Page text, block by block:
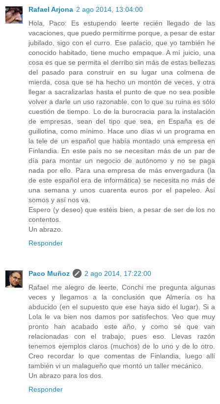
Rafael Arjona 2 ago 2014, 13:04:00
Hola, Paco: Es estupendo leerte recién llegado de las
vacaciones, que puedo permitirme porque, a pesar de estar
jubilado, sigo con el curro. Ese palacio, que yo también he
conocido habitado, tiene mucho empaque. A mí juicio, una
cosa es que se permita el derribo sin más de estas bellezas
del pasado para construir en su lugar una colmena de
mierda, cosa que se ha hecho un montón de veces, y otra
llegar a sacralizarlas hasta el punto de que no sea posible
volver a darle un uso razonable, con lo que su ruina es sólo
cuestión de tiempo. Lo de la burocracia para la instalación
de empresas, sean del tipo que sea, en España es de
guillotina, como mínimo. Hace uno días vi un programa en
la tele de un español que había montado una empresa en
Finlandia. En este país no se necesitan más de un par de
día para montar un negocio de autónomo y no se paga
nada por ello. Para una empresa de más envergadura (la
de este español era de informática) se necesita no más de
una semana y unos cuarenta euros por el papeleo. Así
somos y así nos va.
Espero (y deseo) que estéis bien, a pesar de ser de los no
contentos.
Un abrazo.
Responder
Paco Muñoz
2 ago 2014, 17:22:00
Rafael me alegro de leerte, Conchi me pregunta algunas
veces y llegamos a la conclusión que Almería os ha
abducido (en el supuesto que ese haya sido el lugar). Si a
Lola le va bien nos damos por satisfechos. Veo que muy
pronto han acabado este año, y como sé que van
relacionadas con el trabajo, pues eso. Llevas razón
tenemos ejemplos claros (muchos) de lo uno y de lo otro.
Creo recordar lo que comentas de Finlandia, luego allí
también vi un malagueño que montó un taller mecánico.
Un abrazo para los dos.
Responder